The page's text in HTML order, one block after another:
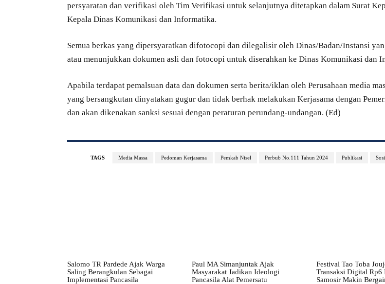
persyaratan dan verifikasi oleh Tim Verifikasi untuk selanjutnya ditetapkan dalam Surat
Kepala Dinas Komunikasi dan Informatika.
Semua berkas yang dipersyaratkan difotocopi dan dilegalisir oleh Dinas/Badan/Instansi
atau menunjukkan dokumen asli dan fotocopi untuk diserahkan ke Dinas Komunikasi dan
Apabila terdapat pemalsuan data dan dokumen serta berita/iklan oleh Perusahaan media
yang bersangkutan dinyatakan gugur dan tidak berhak melakukan Kerjasama dengan
dan akan dikenakan sanksi sesuai dengan peraturan perundang-undangan. (Ed)
TAGS Media Massa Pedoman Kerjasama Pemkab Nisel Perbub No.111 Tahun 2024 Publikasi
Salomo TR Pardede Ajak Warga
Saling Berangkulan Sebagai
Implementasi Pancasila
Paul MA Simanjuntak Ajak
Masyarakat Jadikan Ideologi
Pancasila Alat Pemersatu
Festival Tao Toba
Transaksi Digital
Samosir Makin